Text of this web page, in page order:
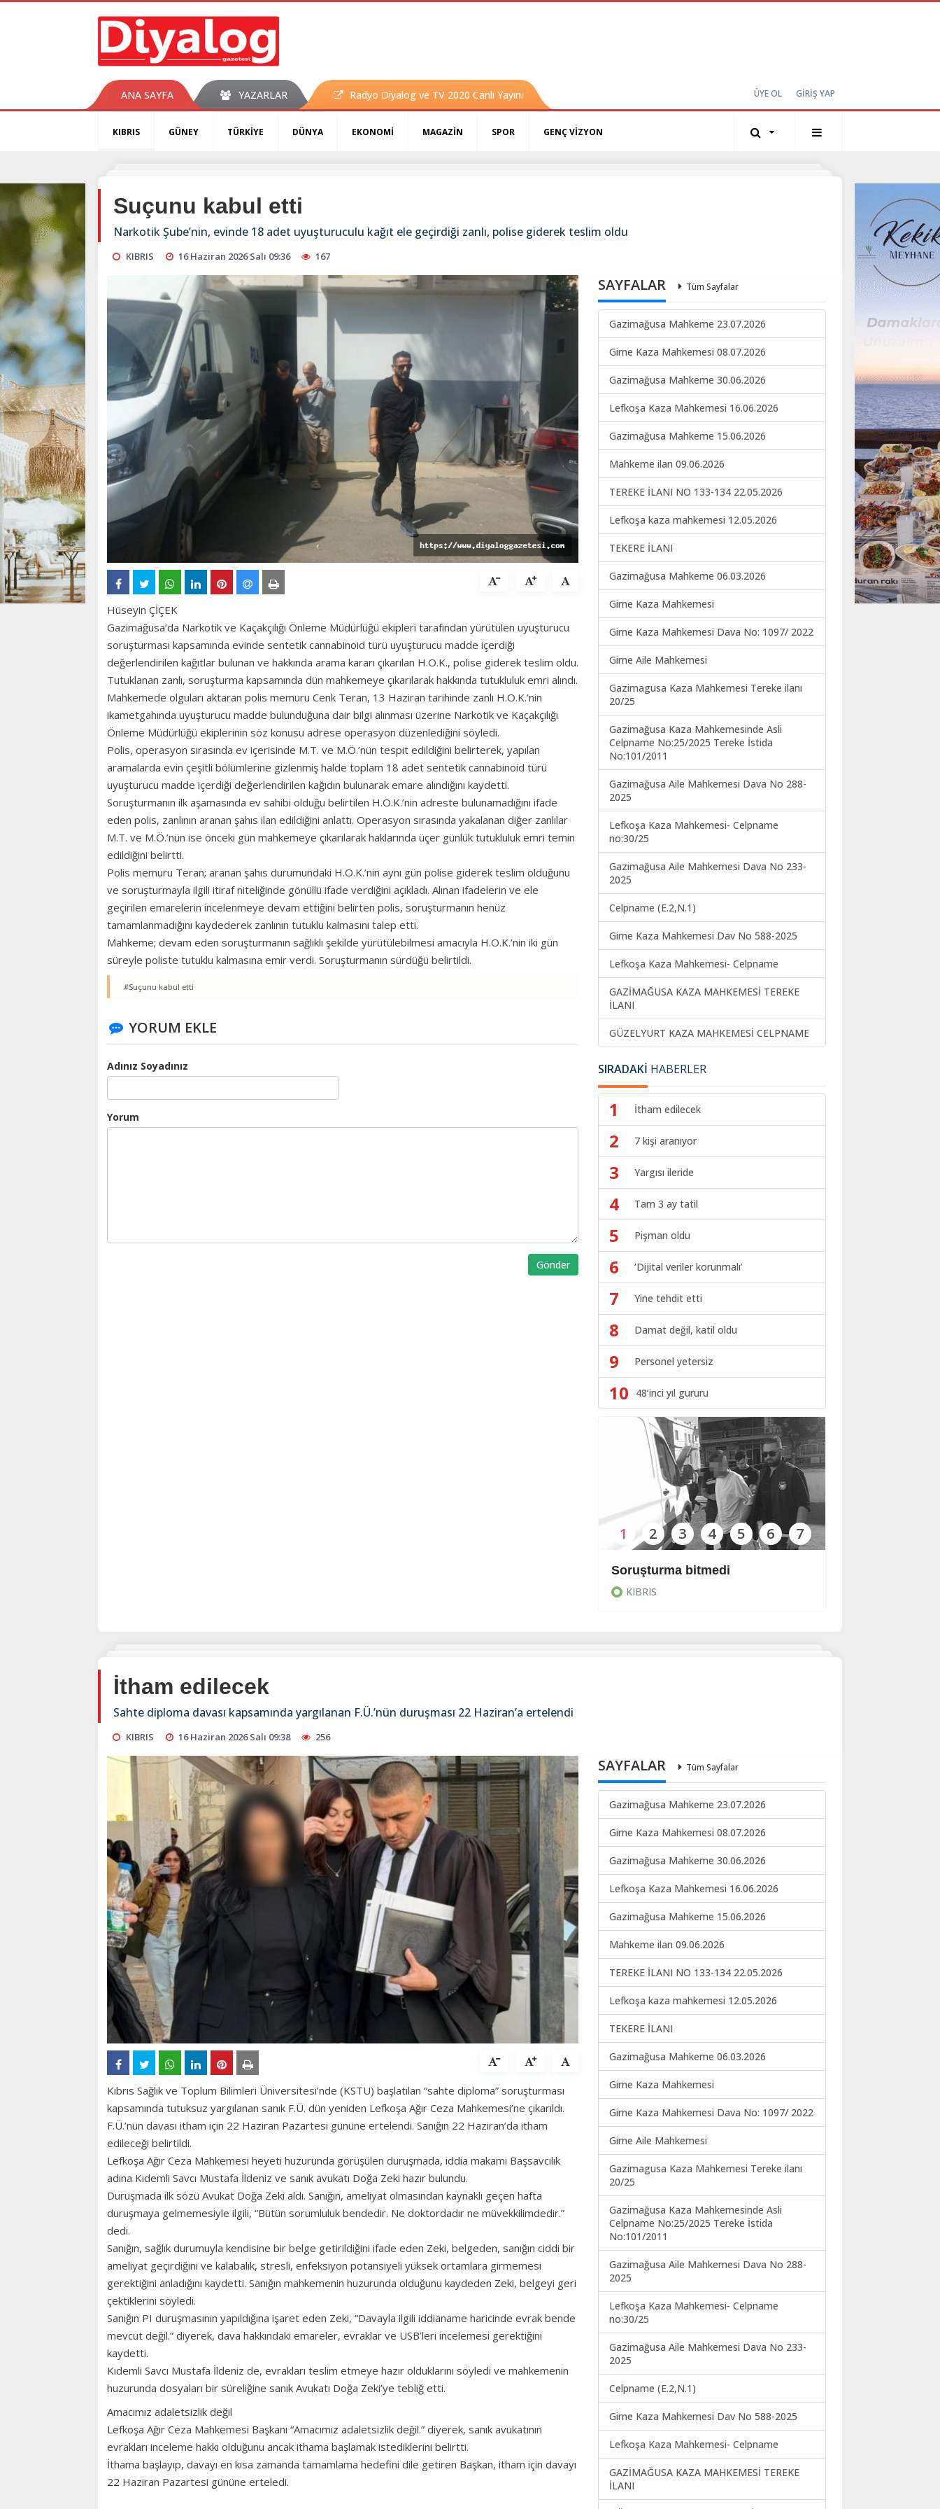
ANA SAYFA YAZARLAR Radyo Diyalog ve TV 2020 Canlı Yayını ÜYE OL GİRİŞ YAP
KIBRIS GÜNEY TÜRKİYE DÜNYA EKONOMİ MAGAZİN SPOR GENÇ VİZYON
Suçunu kabul etti
Narkotik Şube’nin, evinde 18 adet uyuşturuculu kağıt ele geçirdiği zanlı, polise giderek teslim oldu
KIBRIS 16 Haziran 2026 Salı 09:36 167
Hüseyin ÇİÇEK
Gazimağusa’da Narkotik ve Kaçakçılığı Önleme Müdürlüğü ekipleri tarafından yürütülen uyuşturucu
soruşturması kapsamında evinde sentetik cannabinoid türü uyuşturucu madde içerdiği
değerlendirilen kağıtlar bulunan ve hakkında arama kararı çıkarılan H.O.K., polise giderek teslim oldu.
Tutuklanan zanlı, soruşturma kapsamında dün mahkemeye çıkarılarak hakkında tutukluluk emri alındı.
Mahkemede olguları aktaran polis memuru Cenk Teran, 13 Haziran tarihinde zanlı H.O.K.’nin
ikametgahında uyuşturucu madde bulunduğuna dair bilgi alınması üzerine Narkotik ve Kaçakçılığı
Önleme Müdürlüğü ekiplerinin söz konusu adrese operasyon düzenlediğini söyledi.
Polis, operasyon sırasında ev içerisinde M.T. ve M.Ö.’nün tespit edildiğini belirterek, yapılan
aramalarda evin çeşitli bölümlerine gizlenmiş halde toplam 18 adet sentetik cannabinoid türü
uyuşturucu madde içerdiği değerlendirilen kağıdın bulunarak emare alındığını kaydetti.
Soruşturmanın ilk aşamasında ev sahibi olduğu belirtilen H.O.K.’nin adreste bulunamadığını ifade
eden polis, zanlının aranan şahıs ilan edildiğini anlattı. Operasyon sırasında yakalanan diğer zanlılar
M.T. ve M.Ö.’nün ise önceki gün mahkemeye çıkarılarak haklarında üçer günlük tutukluluk emri temin
edildiğini belirtti.
Polis memuru Teran; aranan şahıs durumundaki H.O.K.’nin aynı gün polise giderek teslim olduğunu
ve soruşturmayla ilgili itiraf niteliğinde gönüllü ifade verdiğini açıkladı. Alınan ifadelerin ve ele
geçirilen emarelerin incelenmeye devam ettiğini belirten polis, soruşturmanın henüz
tamamlanmadığını kaydederek zanlının tutuklu kalmasını talep etti.
Mahkeme; devam eden soruşturmanın sağlıklı şekilde yürütülebilmesi amacıyla H.O.K.’nin iki gün
süreyle poliste tutuklu kalmasına emir verdi. Soruşturmanın sürdüğü belirtildi.
#Suçunu kabul etti
YORUM EKLE
Adınız Soyadınız
Yorum
Gönder
SAYFALAR Tüm Sayfalar
Gazimağusa Mahkeme 23.07.2026
Girne Kaza Mahkemesi 08.07.2026
Gazimağusa Mahkeme 30.06.2026
Lefkoşa Kaza Mahkemesi 16.06.2026
Gazimağusa Mahkeme 15.06.2026
Mahkeme ilan 09.06.2026
TEREKE İLANI NO 133-134 22.05.2026
Lefkoşa kaza mahkemesi 12.05.2026
TEKERE İLANI
Gazimağusa Mahkeme 06.03.2026
Girne Kaza Mahkemesi
Girne Kaza Mahkemesi Dava No: 1097/ 2022
Girne Aile Mahkemesi
Gazimagusa Kaza Mahkemesi Tereke ilanı
20/25
Gazimağusa Kaza Mahkemesinde Asli
Celpname No:25/2025 Tereke İstida
No:101/2011
Gazimağusa Aile Mahkemesi Dava No 288-
2025
Lefkoşa Kaza Mahkemesi- Celpname
no:30/25
Gazimağusa Aile Mahkemesi Dava No 233-
2025
Celpname (E.2,N.1)
Girne Kaza Mahkemesi Dav No 588-2025
Lefkoşa Kaza Mahkemesi- Celpname
GAZİMAĞUSA KAZA MAHKEMESİ TEREKE
İLANI
GÜZELYURT KAZA MAHKEMESİ CELPNAME
SIRADAKİ HABERLER
1 İtham edilecek
2 7 kişi aranıyor
3 Yargısı ileride
4 Tam 3 ay tatil
5 Pişman oldu
6 ‘Dijital veriler korunmalı’
7 Yine tehdit etti
8 Damat değil, katil oldu
9 Personel yetersiz
10 48’inci yıl gururu
Soruşturma bitmedi
KIBRIS
1 2 3 4 5 6 7
İtham edilecek
Sahte diploma davası kapsamında yargılanan F.Ü.’nün duruşması 22 Haziran’a ertelendi
KIBRIS 16 Haziran 2026 Salı 09:38 256
Kıbrıs Sağlık ve Toplum Bilimleri Üniversitesi’nde (KSTU) başlatılan “sahte diploma” soruşturması
kapsamında tutuksuz yargılanan sanık F.Ü. dün yeniden Lefkoşa Ağır Ceza Mahkemesi’ne çıkarıldı.
F.Ü.’nün davası itham için 22 Haziran Pazartesi gününe ertelendi. Sanığın 22 Haziran’da itham
edileceği belirtildi.
Lefkoşa Ağır Ceza Mahkemesi heyeti huzurunda görüşülen duruşmada, iddia makamı Başsavcılık
adına Kıdemli Savcı Mustafa İldeniz ve sanık avukatı Doğa Zeki hazır bulundu.
Duruşmada ilk sözü Avukat Doğa Zeki aldı. Sanığın, ameliyat olmasından kaynaklı geçen hafta
duruşmaya gelmemesiyle ilgili, “Bütün sorumluluk bendedir. Ne doktordadır ne müvekkilimdedir.”
dedi.
Sanığın, sağlık durumuyla kendisine bir belge getirildiğini ifade eden Zeki, belgeden, sanığın ciddi bir
ameliyat geçirdiğini ve kalabalık, stresli, enfeksiyon potansiyeli yüksek ortamlara girmemesi
gerektiğini anladığını kaydetti. Sanığın mahkemenin huzurunda olduğunu kaydeden Zeki, belgeyi geri
çektiklerini söyledi.
Sanığın PI duruşmasının yapıldığına işaret eden Zeki, “Davayla ilgili iddianame haricinde evrak bende
mevcut değil.” diyerek, dava hakkındaki emareler, evraklar ve USB’leri incelemesi gerektiğini
kaydetti.
Kıdemli Savcı Mustafa İldeniz de, evrakları teslim etmeye hazır olduklarını söyledi ve mahkemenin
huzurunda dosyaları bir süreliğine sanık Avukatı Doğa Zeki’ye tebliğ etti.
Amacımız adaletsizlik değil
Lefkoşa Ağır Ceza Mahkemesi Başkanı “Amacımız adaletsizlik değil.” diyerek, sanık avukatının
evrakları inceleme hakkı olduğunu ancak ithama başlamak istediklerini belirtti.
İthama başlayıp, davayı en kısa zamanda tamamlama hedefini dile getiren Başkan, itham için davayı
22 Haziran Pazartesi gününe erteledi.
SAYFALAR Tüm Sayfalar
Gazimağusa Mahkeme 23.07.2026
Girne Kaza Mahkemesi 08.07.2026
Gazimağusa Mahkeme 30.06.2026
Lefkoşa Kaza Mahkemesi 16.06.2026
Gazimağusa Mahkeme 15.06.2026
Mahkeme ilan 09.06.2026
TEREKE İLANI NO 133-134 22.05.2026
Lefkoşa kaza mahkemesi 12.05.2026
TEKERE İLANI
Gazimağusa Mahkeme 06.03.2026
Girne Kaza Mahkemesi
Girne Kaza Mahkemesi Dava No: 1097/ 2022
Girne Aile Mahkemesi
Gazimagusa Kaza Mahkemesi Tereke ilanı
20/25
Gazimağusa Kaza Mahkemesinde Asli
Celpname No:25/2025 Tereke İstida
No:101/2011
Gazimağusa Aile Mahkemesi Dava No 288-
2025
Lefkoşa Kaza Mahkemesi- Celpname
no:30/25
Gazimağusa Aile Mahkemesi Dava No 233-
2025
Celpname (E.2,N.1)
Girne Kaza Mahkemesi Dav No 588-2025
Lefkoşa Kaza Mahkemesi- Celpname
GAZİMAĞUSA KAZA MAHKEMESİ TEREKE
İLANI